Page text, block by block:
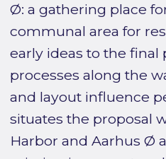
Ø: a gathering place
communal area for
early ideas to the final
processes along the
and layout influence
situates the proposal
Harbor and Aarhus Ø